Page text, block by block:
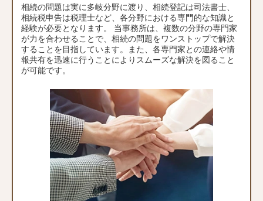
相続の問題は実に多岐分野に渡り、相続登記は司法書士、
相続税申告は税理士など、各分野における専門的な知識と
経験が必要となります。 当事務所は、複数の分野の専門家
が力を合わせることで、相続の問題をワンストップで解決
することを目指しています。また、各専門家との連絡や情
報共有を迅速に行うことによりスムーズな解決を図ること
が可能です。